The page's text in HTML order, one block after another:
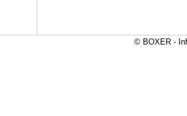
© BOXER -